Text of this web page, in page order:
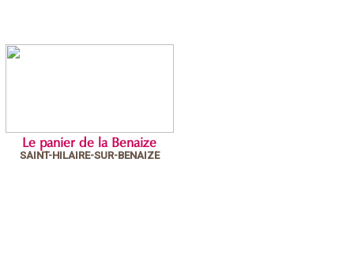
Le panier de la Benaize
SAINT-HILAIRE-SUR-BENAIZE